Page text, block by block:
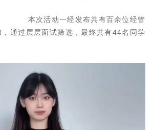
一经发布共有百余位经管
通过层层面试筛选，最终共有44名同学